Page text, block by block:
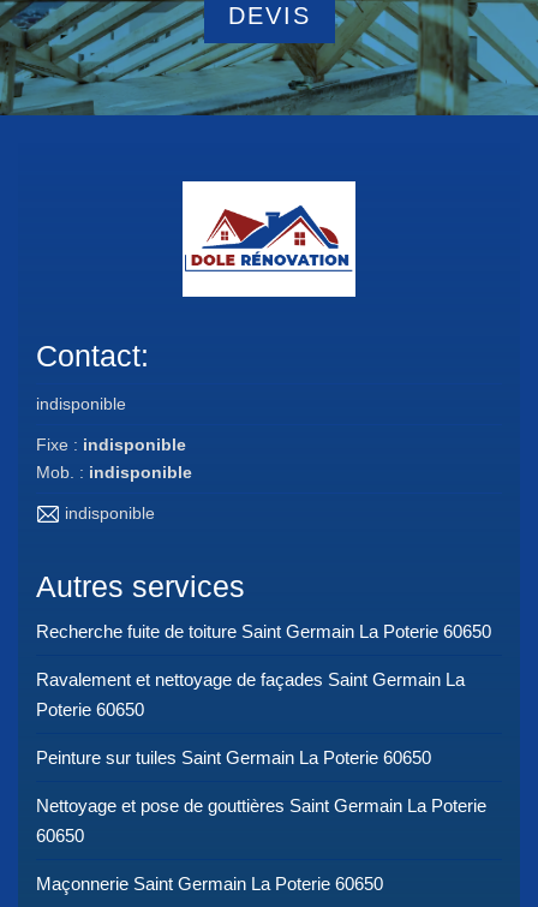
DEVIS
Contact:
indisponible
Fixe : indisponible
Mob. : indisponible
indisponible
Autres services
Recherche fuite de toiture Saint Germain La Poterie 60650
Ravalement et nettoyage de façades Saint Germain La
Poterie 60650
Peinture sur tuiles Saint Germain La Poterie 60650
Nettoyage et pose de gouttières Saint Germain La Poterie
60650
Maçonnerie Saint Germain La Poterie 60650